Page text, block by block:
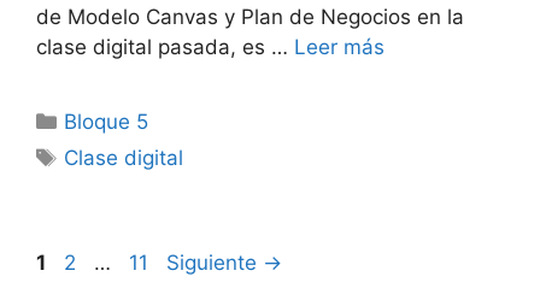
de Modelo Canvas y Plan de Negocios en la
clase digital pasada, es … Leer más
Categorías
Bloque 5
Etiquetas
Clase digital
Página
1 Página
2 … Página
11 Siguiente →